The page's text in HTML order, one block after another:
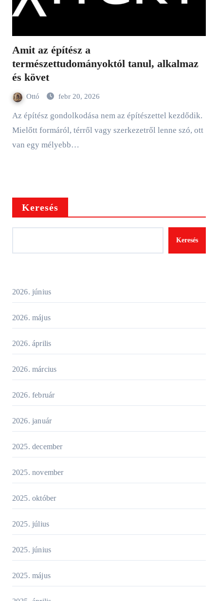
Amit az építész a
természettudományoktól tanul, alkalmaz
és követ
Ottó febr 20, 2026
Az építész gondolkodása nem az építészettel kezdődik.
Mielőtt formáról, térről vagy szerkezetről lenne szó, ott
van egy mélyebb…
Keresés
Keresés
2026. június
2026. május
2026. április
2026. március
2026. február
2026. január
2025. december
2025. november
2025. október
2025. július
2025. június
2025. május